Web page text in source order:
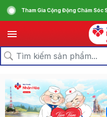
Tham Gia Cộng Động Chăm Sóc